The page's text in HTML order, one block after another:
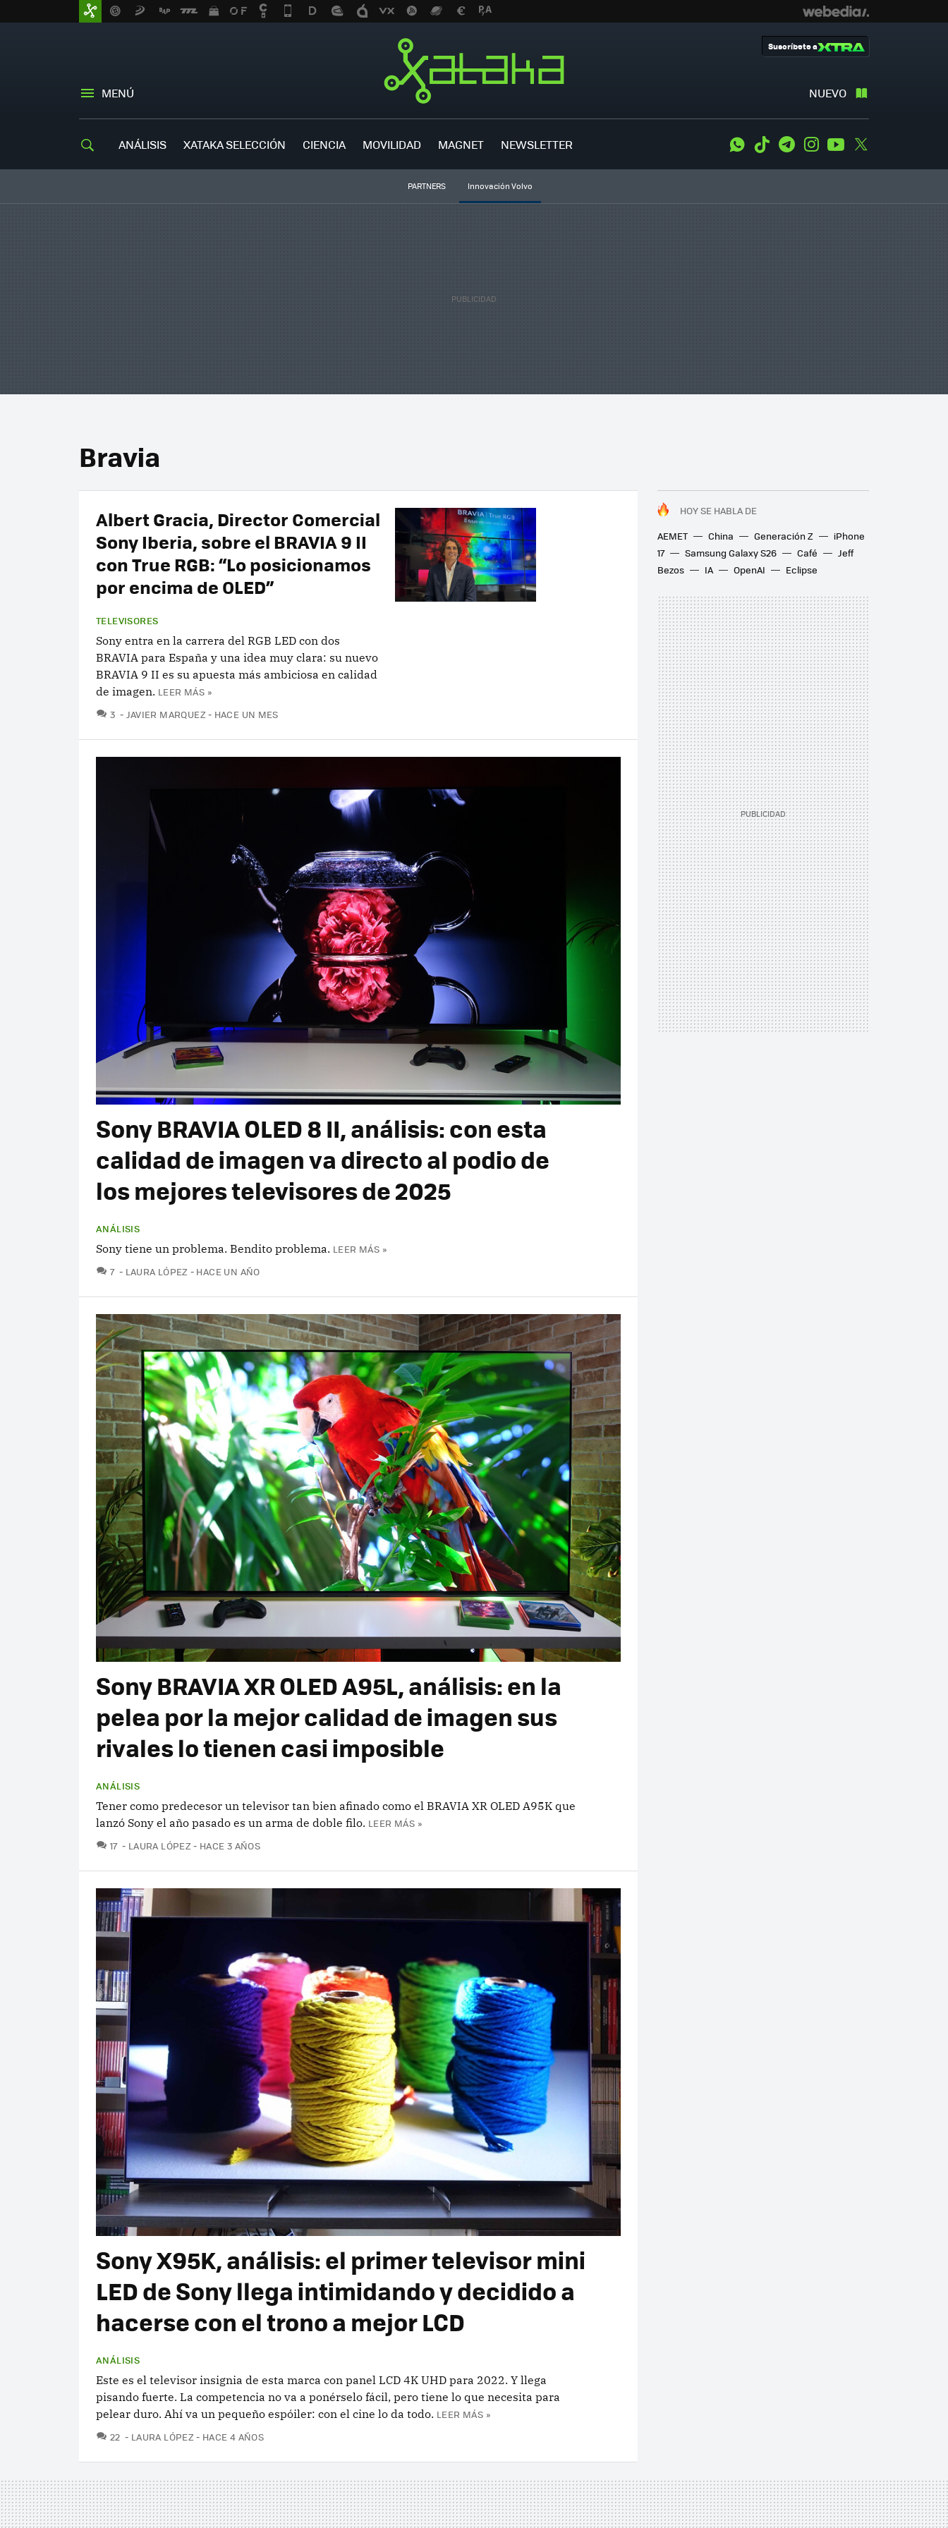
MENÚ NUEVO
Suscríbete a
ANÁLISIS XATAKA SELECCIÓN CIENCIA MOVILIDAD MAGNET NEWSLETTER WhatsApp
Tiktok TelegramInstagramYoutube
PARTNERS Innovación Volvo
Bravia
HOY SE HABLA DE
AEMET
China Generación Z
iPhone
17
Samsung Galaxy S26 Café
Jeff
Bezos
IA OpenAI Eclipse
Albert Gracia, Director Comercial
Sony Iberia, sobre el BRAVIA 9 II
con True RGB: “Lo posicionamos
por encima de OLED”
TELEVISORES
Sony entra en la carrera del RGB LED con dos
BRAVIA para España y una idea muy clara: su nuevo
BRAVIA 9 II es su apuesta más ambiciosa en calidad
de imagen. LEER MÁS »
3 COMENTARIOS
JAVIER MARQUEZ HACE UN MES
Sony BRAVIA OLED 8 II, análisis: con esta
calidad de imagen va directo al podio de
los mejores televisores de 2025
ANÁLISIS
Sony tiene un problema. Bendito problema. LEER MÁS »
7 COMENTARIOS
LAURA LÓPEZ HACE UN AÑO
Sony BRAVIA XR OLED A95L, análisis: en la
pelea por la mejor calidad de imagen sus
rivales lo tienen casi imposible
ANÁLISIS
Tener como predecesor un televisor tan bien afinado como el BRAVIA XR OLED A95K que
lanzó Sony el año pasado es un arma de doble filo. LEER MÁS »
17 COMENTARIOS
LAURA LÓPEZ HACE 3 AÑOS
Sony X95K, análisis: el primer televisor mini
LED de Sony llega intimidando y decidido a
hacerse con el trono a mejor LCD
ANÁLISIS
Este es el televisor insignia de esta marca con panel LCD 4K UHD para 2022. Y llega
pisando fuerte. La competencia no va a ponérselo fácil, pero tiene lo que necesita para
pelear duro. Ahí va un pequeño espóiler: con el cine lo da todo. LEER MÁS »
22 COMENTARIOS
LAURA LÓPEZ HACE 4 AÑOS